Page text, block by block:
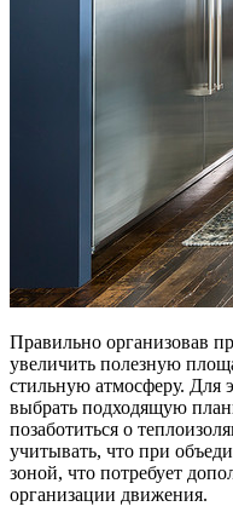
Правильно организовав
увеличить полезную
стильную атмосферу. Для
выбрать подходящую
позаботиться о
учитывать, что при
зоной, что потребует
организации движения.